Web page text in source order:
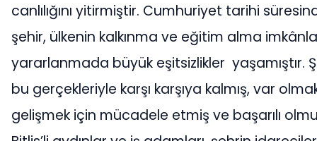
canlılığını yitirmiştir. Cumhuriyet tarihi
şehir, ülkenin kalkınma ve eğitim alma
yararlanmada büyük eşitsizlikler yaşamıştır.
bu gerçekleriyle karşı karşıya kalmış, var
gelişmek için mücadele etmiş ve başarılı